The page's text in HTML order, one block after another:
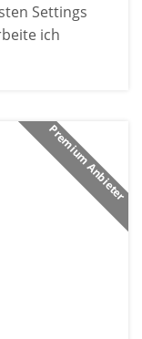
Settings
ich
Premium Anbieter